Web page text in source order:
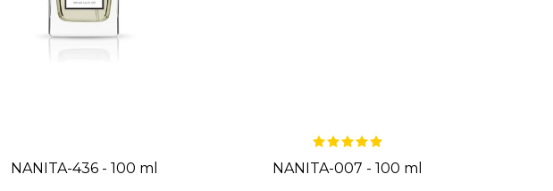
NANITA-436 - 100 ml NANITA-007 - 100 ml